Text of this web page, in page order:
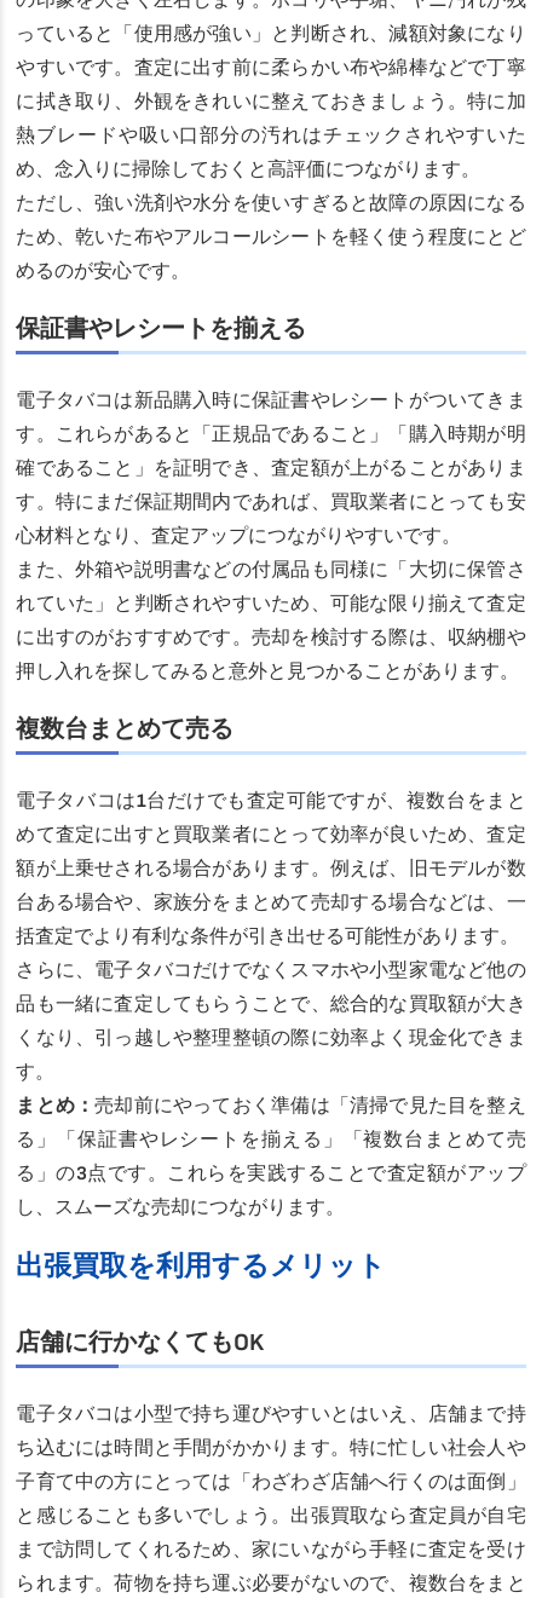
っていると「使用感が強い」と判断され、減額対象になり
やすいです。査定に出す前に柔らかい布や綿棒などで丁寧
に拭き取り、外観をきれいに整えておきましょう。特に加
熱ブレードや吸い口部分の汚れはチェックされやすいた
め、念入りに掃除しておくと高評価につながります。
ただし、強い洗剤や水分を使いすぎると故障の原因になる
ため、乾いた布やアルコールシートを軽く使う程度にとど
めるのが安心です。
保証書やレシートを揃える
電子タバコは新品購入時に保証書やレシートがついてきま
す。これらがあると「正規品であること」「購入時期が明
確であること」を証明でき、査定額が上がることがありま
す。特にまだ保証期間内であれば、買取業者にとっても安
心材料となり、査定アップにつながりやすいです。
また、外箱や説明書などの付属品も同様に「大切に保管さ
れていた」と判断されやすいため、可能な限り揃えて査定
に出すのがおすすめです。売却を検討する際は、収納棚や
押し入れを探してみると意外と見つかることがあります。
複数台まとめて売る
電子タバコは1台だけでも査定可能ですが、複数台をまと
めて査定に出すと買取業者にとって効率が良いため、査定
額が上乗せされる場合があります。例えば、旧モデルが数
台ある場合や、家族分をまとめて売却する場合などは、一
括査定でより有利な条件が引き出せる可能性があります。
さらに、電子タバコだけでなくスマホや小型家電など他の
品も一緒に査定してもらうことで、総合的な買取額が大き
くなり、引っ越しや整理整頓の際に効率よく現金化できま
す。
まとめ：売却前にやっておく準備は「清掃で見た目を整え
る」「保証書やレシートを揃える」「複数台まとめて売
る」の3点です。これらを実践することで査定額がアップ
し、スムーズな売却につながります。
出張買取を利用するメリット
店舗に行かなくてもOK
電子タバコは小型で持ち運びやすいとはいえ、店舗まで持
ち込むには時間と手間がかかります。特に忙しい社会人や
子育て中の方にとっては「わざわざ店舗へ行くのは面倒」
と感じることも多いでしょう。出張買取なら査定員が自宅
まで訪問してくれるため、家にいながら手軽に査定を受け
られます。荷物を持ち運ぶ必要がないので、複数台をまと